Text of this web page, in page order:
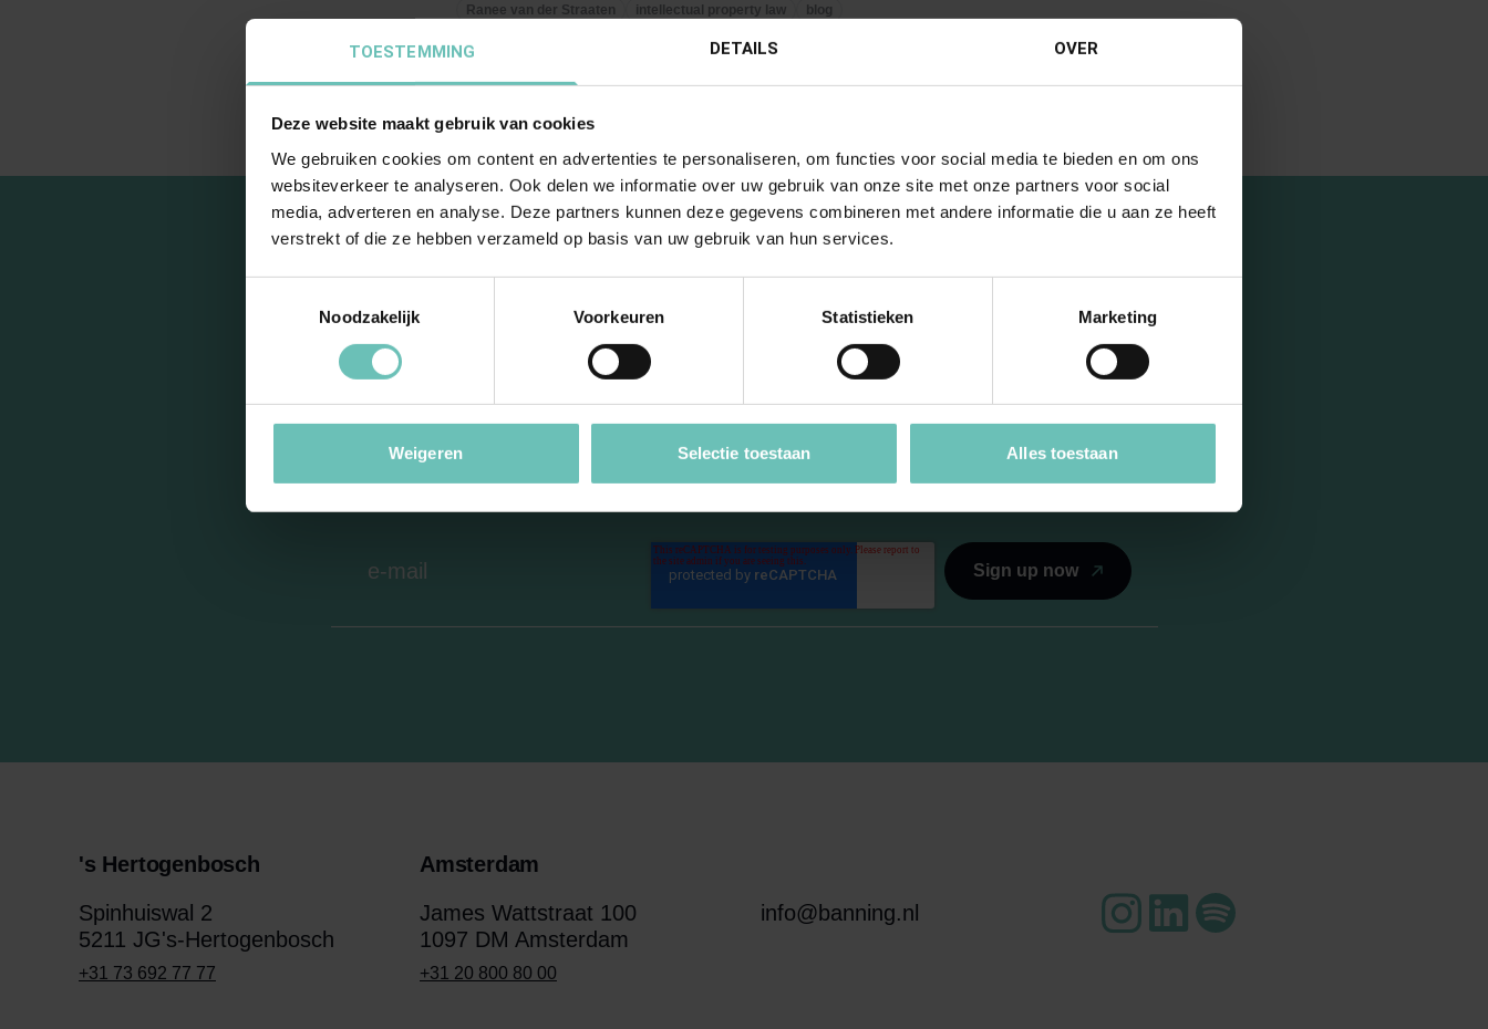
TOESTEMMING DETAILS OVER
Deze website maakt gebruik van cookies
We gebruiken cookies om content en advertenties te personaliseren, om functies voor social media te bieden en om ons
websiteverkeer te analyseren. Ook delen we informatie over uw gebruik van onze site met onze partners voor social
media, adverteren en analyse. Deze partners kunnen deze gegevens combineren met andere informatie die u aan ze heeft
verstrekt of die ze hebben verzameld op basis van uw gebruik van hun services.
Noodzakelijk
Voorkeuren Statistieken Marketing
Weigeren Selectie toestaan Alles toestaan
Ranee van der Straaten intellectual property law blog
Stay informed with our
newsletter
's Hertogenbosch
Spinhuiswal 2
5211 JG's-Hertogenbosch
+31 73 692 77 77
Amsterdam
James Wattstraat 100
1097 DM Amsterdam
+31 20 800 80 00
info@banning.nl